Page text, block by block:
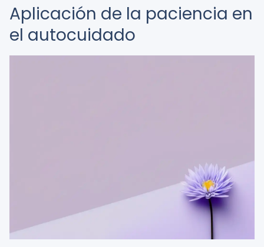
Aplicación de la paciencia en
el autocuidado